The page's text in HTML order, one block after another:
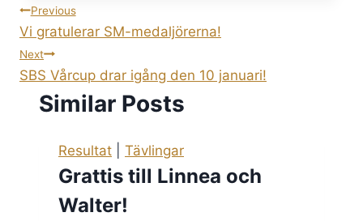
Post
navigation
Previous
Vi gratulerar SM-medaljörerna!
Next
SBS Vårcup drar igång den 10 januari!
Similar Posts
Resultat Tävlingar
Grattis till Linnea och
Walter!